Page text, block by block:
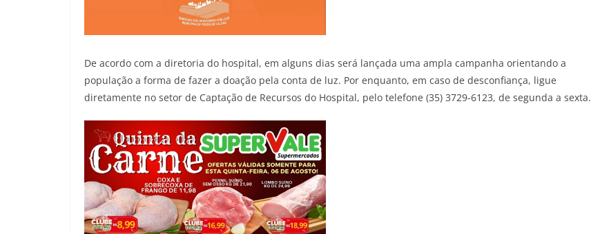
De acordo com a diretoria do hospital, em alguns dias será lançada uma ampla campanha orientando a
população a forma de fazer a doação pela conta de luz. Por enquanto, em caso de desconfiança, ligue
diretamente no setor de Captação de Recursos do Hospital, pelo telefone (35) 3729-6123, de segunda a sexta.